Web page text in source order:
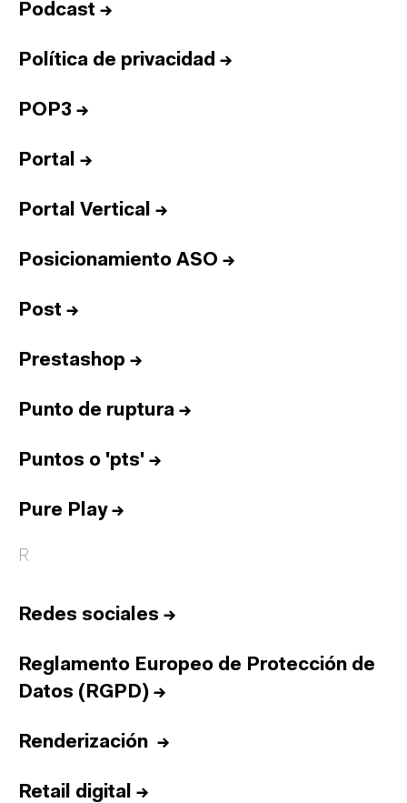
Podcast →
Política de privacidad →
POP3 →
Portal →
Portal Vertical →
Posicionamiento ASO →
Post →
Prestashop →
Punto de ruptura →
Puntos o 'pts' →
Pure Play→
R
Redes sociales →
Reglamento Europeo de Protección de
Datos (RGPD) →
Renderización →
Retail digital →